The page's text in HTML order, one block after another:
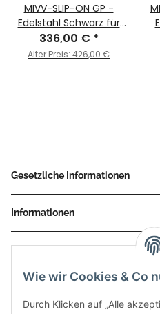
Wie wir Cookies & Co
Durch Klicken auf „Alle
MIVV-SLIP-ON GP -
Edelstahl Schwarz für
KAWASAKI - ZX-6 R 636
BJ. 2003 > 2004 -
336,00 € *
Alter Preis: 426,00 €
Gesetzliche Informationen
Informationen